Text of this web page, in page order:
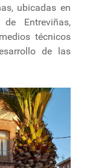
ubicadas en
Entreviñas,
técnicos
de las